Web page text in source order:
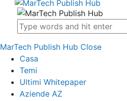
MarTech Publish Hub Close
Casa
Temi
Ultimi Whitepaper
Aziende AZ